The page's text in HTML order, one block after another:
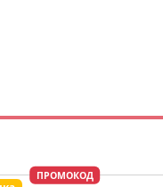
ПРОМОКОД